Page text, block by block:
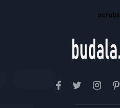
scrubs